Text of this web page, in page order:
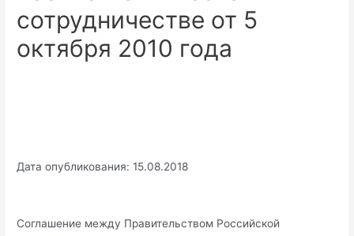
сотрудничестве от 5
октября 2010 года
Дата опубликования: 15.08.2018
Соглашение между Правительством Российской